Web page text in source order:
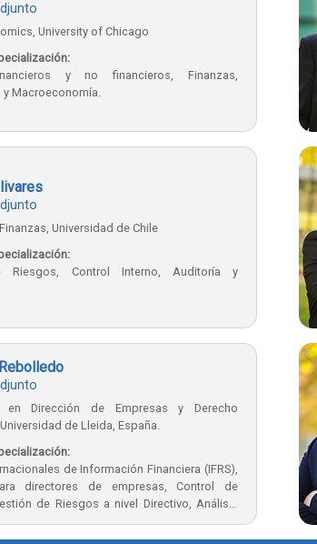
University of Chicago
y no financieros, Finanzas,
y Macroeconomía.
Universidad de Chile
Riesgos, Control Interno, Auditoría y
en Dirección de Empresas y Derecho
de Lleida, España.
de Información Financiera (IFRS),
directores de empresas, Control de
de Riesgos a nivel Directivo, Análisis
Desarrollo del FODA Personal e